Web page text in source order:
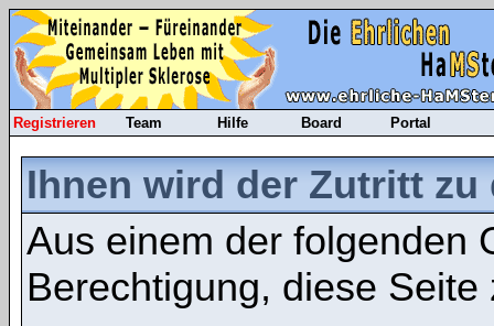
Registrieren Team Hilfe Board Portal
Ihnen wird der Zutritt
Aus einem der folgenden
Berechtigung, diese Seite